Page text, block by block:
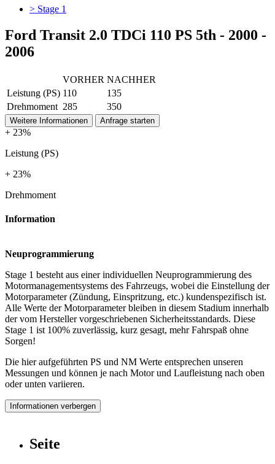
> Stage 1
Ford Transit 2.0 TDCi 110 PS 5th - 2000 -
2006
VORHER NACHHER
Leistung (PS) 110
135
Drehmoment 285 350
Weitere Informationen Anfrage starten
+ 23%
Leistung (PS)
+ 23%
Drehmoment
Information
Neuprogrammierung
Stage 1 besteht aus einer individuellen Neuprogrammierung des
Motormanagementsystems des Fahrzeugs, wobei die Einstellung der
Motorparameter (Zündung, Einspritzung, etc.) kundenspezifisch ist.
Alle Werte der Motorparameter bleiben in diesem Stadium innerhalb
der vom Hersteller vorgeschriebenen Sicherheitsstandards. Diese
Stage 1 ist 100% zuverlässig, kurz gesagt, mehr Fahrspaß ohne
Sorgen!
Die hier aufgeführten PS und NM Werte entsprechen unseren
Messungen und können je nach Motor und Laufleistung nach oben
oder unten variieren.
Informationen verbergen
Seite